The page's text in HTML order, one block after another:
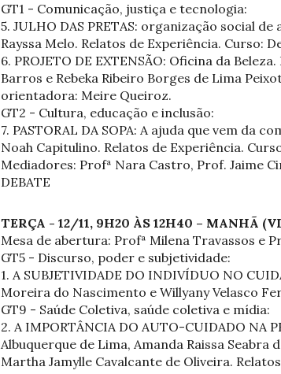
GT1 - Comunicação, justiça e tecnologia:
5. JULHO DAS PRETAS: organização social
Rayssa Melo. Relatos de Experiência.
6. PROJETO DE EXTENSÃO: Oficina da
Barros e Rebeka Ribeiro Borges de Lima
orientadora: Meire Queiroz.
GT2 - Cultura, educação e inclusão:
7. PASTORAL DA SOPA: A ajuda que vem da
Noah Capitulino. Relatos de Experiência.
Mediadores: Profª Nara Castro, Prof. Jaime
DEBATE
TERÇA - 12/11, 9H20 ÀS 12H40 – MANHÃ
Mesa de abertura: Profª Milena Travassos e
GT5 - Discurso, poder e subjetividade:
1. A SUBJETIVIDADE DO INDIVÍDUO NO
Moreira do Nascimento e Willyany Velasco
GT9 - Saúde Coletiva, saúde coletiva e mídia:
2. A IMPORTÂNCIA DO AUTO-CUIDADO NA
Albuquerque de Lima, Amanda Raissa Seabra
Martha Jamylle Cavalcante de Oliveira.